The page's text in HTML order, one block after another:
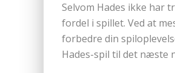
Selvom Hades ikke har
fordel i spillet. Ved at
forbedre din
Hades-spil til det næste